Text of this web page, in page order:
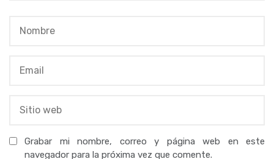
Grabar mi nombre, correo y página web en este
navegador para la próxima vez que comente.